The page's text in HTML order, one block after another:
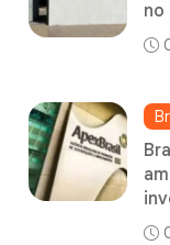
no